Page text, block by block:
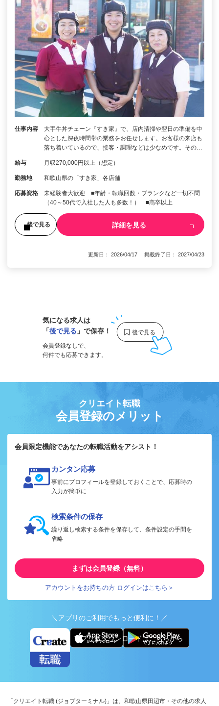
仕事内容
大手牛丼チェーン『すき家』で、店内清掃や翌日の準備を中
心とした深夜時間帯の業務をお任せします。お客様の来店も
落ち着いているので、接客・調理などは少なめです。その…
給与 月収270,000円以上（想定）
勤務地 和歌山県の「すき家」各店舗
応募資格
未経験者大歓迎 ■年齢・転職回数・ブランクなど一切不問
（40～50代で入社した人も多数！） ■高卒以上
後で見る 詳細を見る
更新日： 2026/04/17 掲載終了日： 2027/04/23
気になる求人は
「後で見る 」で保存！
会員登録なしで、
何件でも応募できます。
クリエイト転職
会員登録のメリット
会員限定機能であなたの転職活動をアシスト！
カンタン応募
事前にプロフィールを登録しておくことで、応募時の
入力が簡単に
検索条件の保存
繰り返し検索する条件を保存して、条件設定の手間を
省略
まずは会員登録（無料）
アカウントをお持ちの方 ログインはこちら＞
＼アプリのご利用でもっと便利に！／
アプリ版ダウンロードはこちらから
「クリエイト転職 (ジョブターミナル)」は、和歌山県田辺市・その他の求人